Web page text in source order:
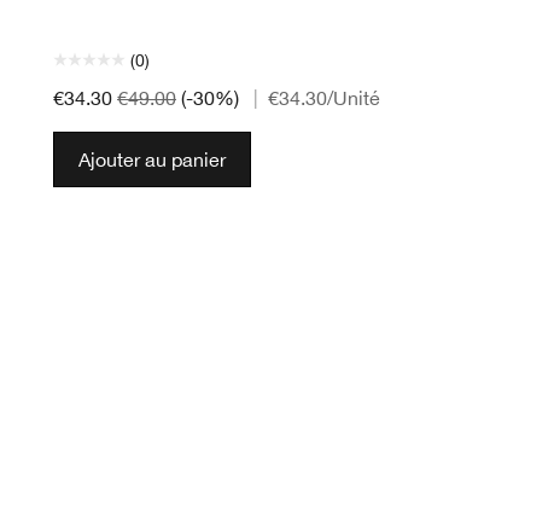
(0)
€34.30 €49.00 (-30%) €34.30/Unité
Ajouter au panier